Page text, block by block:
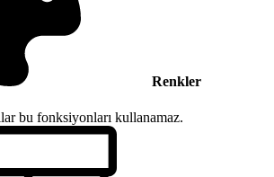
Renkler
bu fonksiyonları kullanamaz.